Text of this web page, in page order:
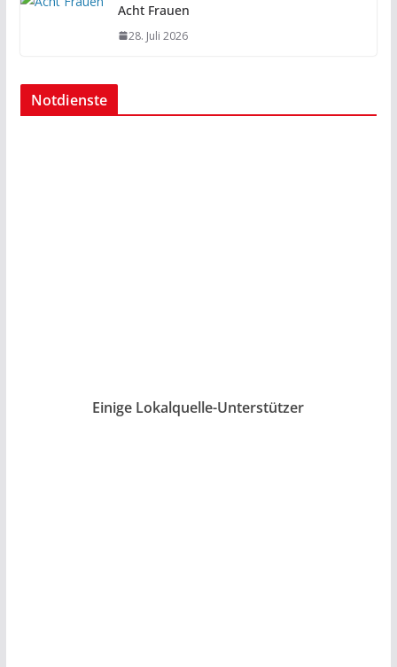
Acht Frauen
28. Juli 2026
Notdienste
Einige Lokalquelle-Unterstützer